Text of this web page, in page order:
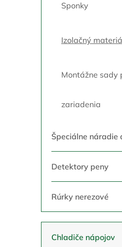
Sponky
Izolačný
Montážne sady
zariadenia
Špeciálne náradie
Detektory peny
Rúrky nerezové
Chladiče nápojov